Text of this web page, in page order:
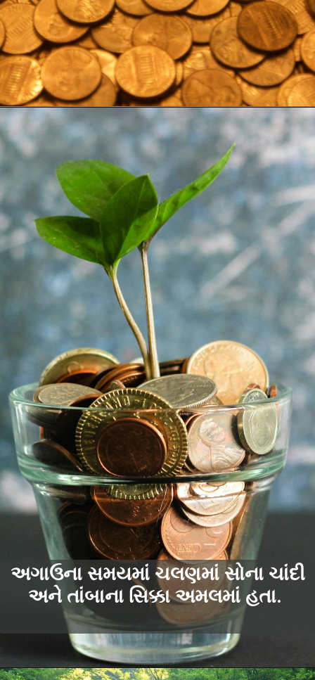
અગાઉના સમયમાં ચલણમાં સોના ચાંદી
અને તાંબાના સિક્કા અમલમાં હતા.